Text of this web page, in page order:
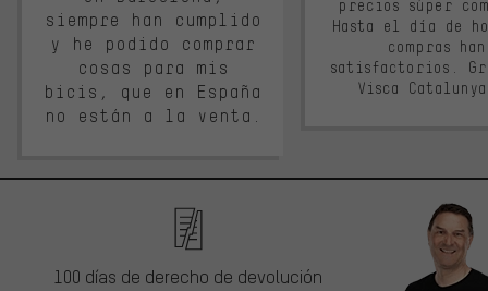
siempre han cumplido
y he podido comprar
cosas para mis
bicis, que en España
no están a la venta.
precios súper
Hasta el día de
compras
satisfactorios.
Visca
100 días de derecho de devolución